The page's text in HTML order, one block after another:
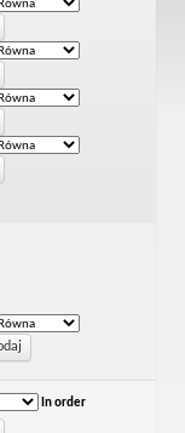
In order